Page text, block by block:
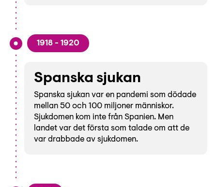
1918 - 1920
Spanska sjukan
Spanska sjukan var en pandemi som dödade
mellan 50 och 100 miljoner människor.
Sjukdomen kom inte från Spanien. Men
landet var det första som talade om att de
var drabbade av sjukdomen.